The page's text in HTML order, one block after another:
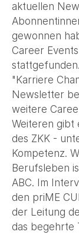
aktuellen
gewonnen
Career
"Karriere
Newsletter
weitere
Weiteren gibt
des ZKK -
Kompetenz.
Berufsleben
ABC. Im
den priME
der Leitung
das begehrte